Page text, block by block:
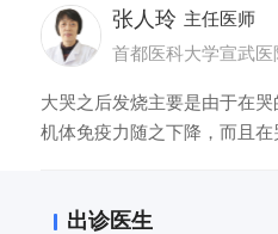
试一次。 张人玲 主任医师
首都医科大学宣武医
大哭之后发烧主要是由于在
机体免疫力随之下降，而且
态。宝宝大哭后要及时擦干
出诊医生